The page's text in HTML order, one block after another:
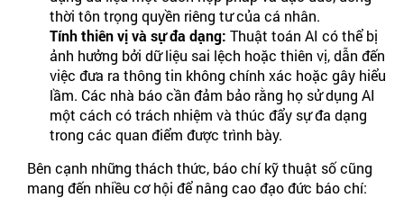
thời tôn trọng quyền riêng tư của cá nhân.
Tính thiên vị và sự đa dạng: Thuật toán AI có thể bị
ảnh hưởng bởi dữ liệu sai lệch hoặc thiên vị, dẫn đến
việc đưa ra thông tin không chính xác hoặc gây hiểu
lầm. Các nhà báo cần đảm bảo rằng họ sử dụng AI
một cách có trách nhiệm và thúc đẩy sự đa dạng
trong các quan điểm được trình bày.
Bên cạnh những thách thức, báo chí kỹ thuật số cũng
mang đến nhiều cơ hội để nâng cao đạo đức báo chí: